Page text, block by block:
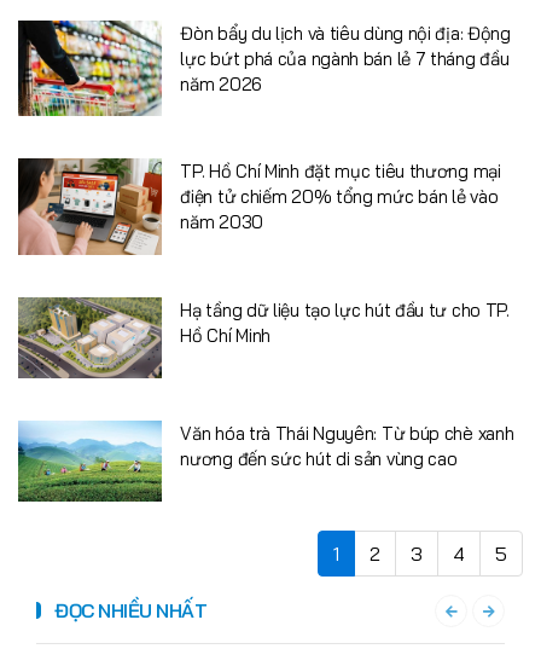
Đòn bẩy du lịch và tiêu dùng nội địa: Động
lực bứt phá của ngành bán lẻ 7 tháng đầu
năm 2026
TP. Hồ Chí Minh đặt mục tiêu thương mại
điện tử chiếm 20% tổng mức bán lẻ vào
năm 2030
Hạ tầng dữ liệu tạo lực hút đầu tư cho TP.
Hồ Chí Minh
Văn hóa trà Thái Nguyên: Từ búp chè xanh
nương đến sức hút di sản vùng cao
1 2 3 4 5
ĐỌC NHIỀU NHẤT